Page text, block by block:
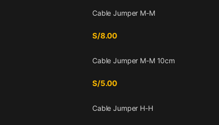
Cable Jumper M-M
S/8.00
Cable Jumper M-M 10cm
S/5.00
Cable Jumper H-H